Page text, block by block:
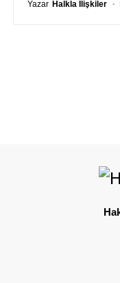
Yazar Halkla İlişkiler